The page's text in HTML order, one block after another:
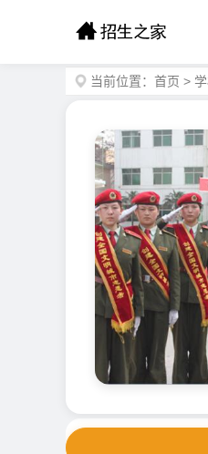
当前位置： 首页 >